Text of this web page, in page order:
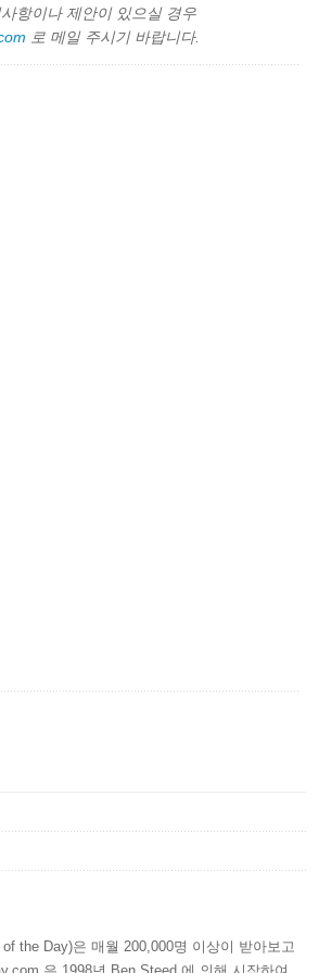
항이나 제안이 있으실 경우
로 메일 주시기 바랍니다.
the Day)은 매월 200,000명 이상이 받아보고